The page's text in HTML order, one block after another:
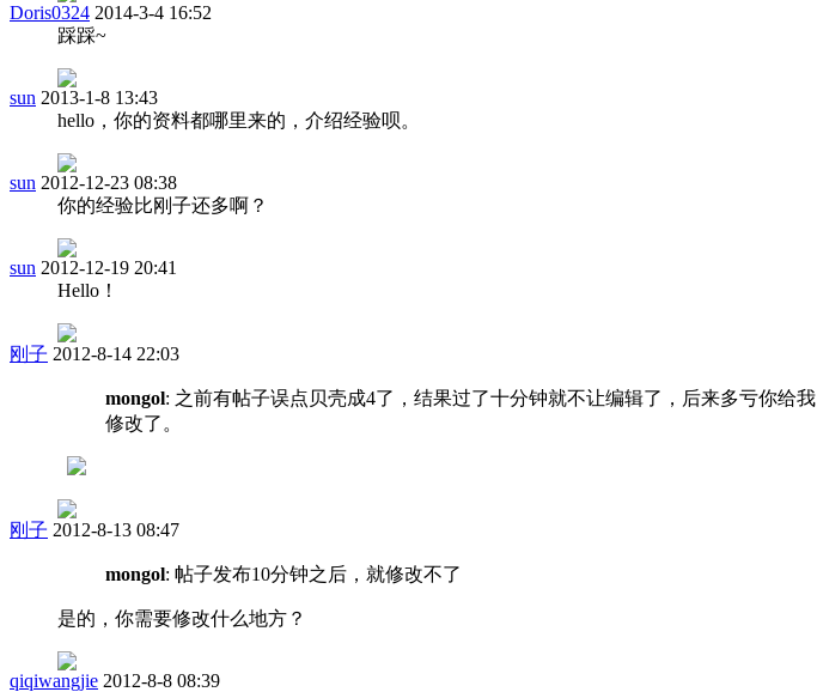
Doris0324 2014-3-4 16:52
踩踩~
sun 2013-1-8 13:43
hello，你的资料都哪里来的，介绍经验呗。
sun 2012-12-23 08:38
你的经验比刚子还多啊？
sun 2012-12-19 20:41
Hello！
刚子 2012-8-14 22:03
mongol: 之前有帖子误点贝壳成4了，结果过了十分钟就不让编辑了，后来多亏你给我
修改了。
刚子 2012-8-13 08:47
mongol: 帖子发布10分钟之后，就修改不了
是的，你需要修改什么地方？
qiqiwangjie 2012-8-8 08:39